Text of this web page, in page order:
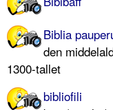
Biblia
den
1300-tallet
bibliofili